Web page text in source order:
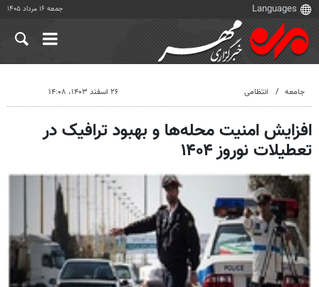
جمعه ۱۶ مرداد ۱۴۰۵
جامعه انتظامی ۲۶ اسفند ۱۴۰۳، ۱۴:۰۸
افزایش امنیت محله‌ها و بهبود ترافیک در
تعطیلات نوروز ۱۴۰۴